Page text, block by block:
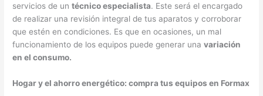
servicios de untécnico especialista. Este será el encargado
de realizar una revisión integral de tus aparatos y corroborar
que estén en condiciones. Es que en ocasiones, un mal
funcionamiento de los equipos puede generar unavariación
en el consumo.
Hogar y el ahorro energético: compra tus equipos en Formax